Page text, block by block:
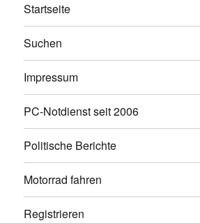
Startseite
Suchen
Impressum
PC-Notdienst seit 2006
Politische Berichte
Motorrad fahren
Registrieren